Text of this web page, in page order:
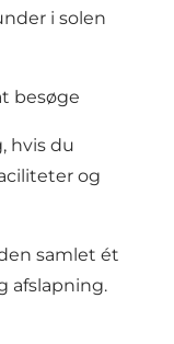
i solen
besøge
hvis du
og
samlet ét
afslapning.